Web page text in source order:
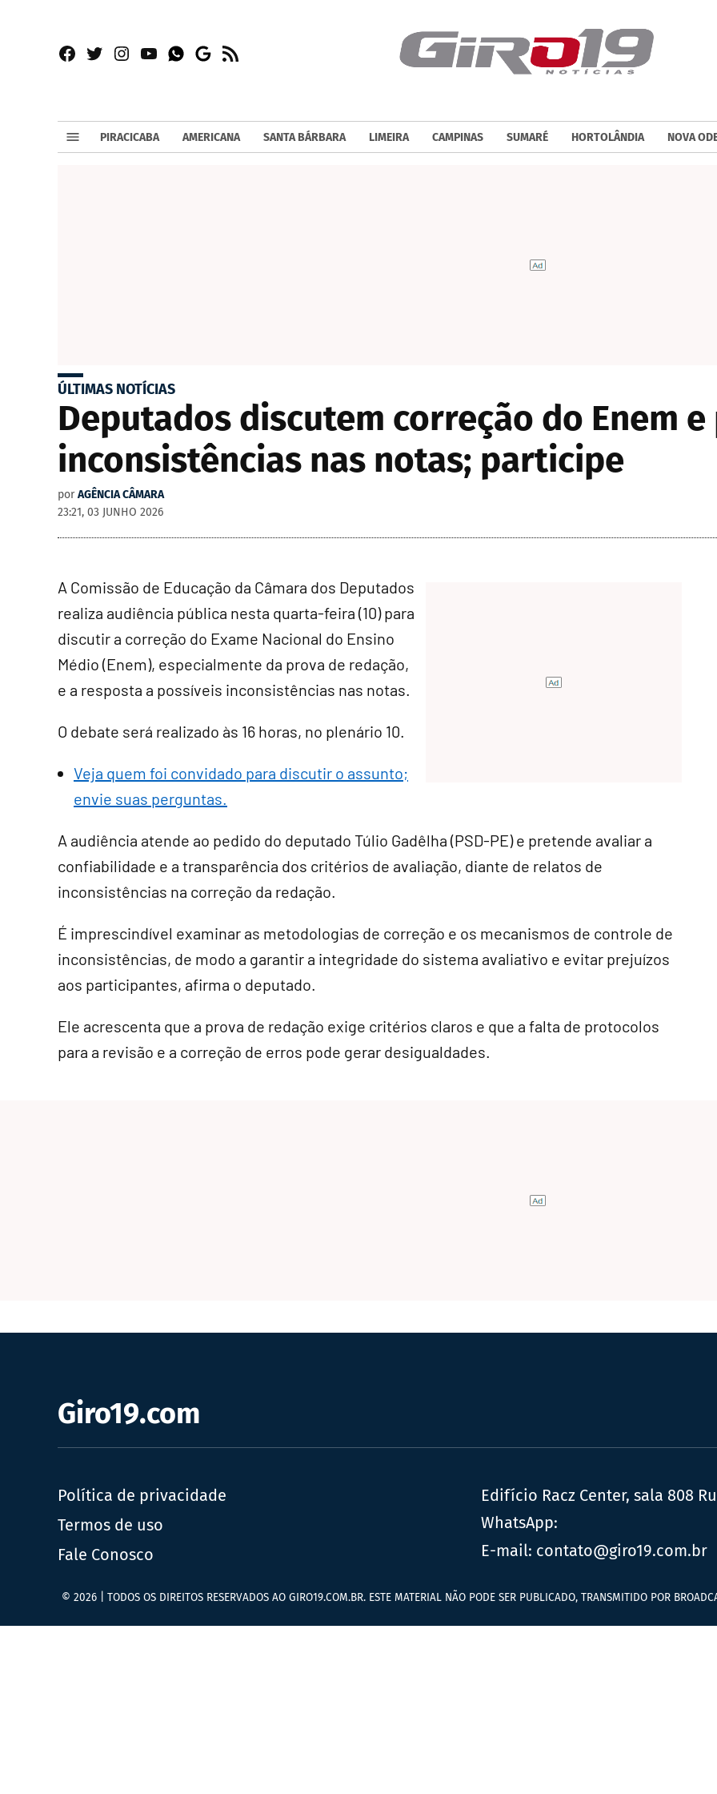
Facebook
TwitterInstagram
YouTubeWhatsapp
Google
RSS
PIRACICABA AMERICANA SANTA BÁRBARA LIMEIRA CAMPINAS SUMARÉ HORTOLÂNDIA NOVA
ÚLTIMAS NOTÍCIAS
Deputados discutem correção do Enem
inconsistências nas notas; participe
por AGÊNCIA CÂMARA
23:21, 03 JUNHO 2026
A Comissão de Educação da Câmara dos Deputados
realiza audiência pública nesta quarta-feira (10) para
discutir a correção do Exame Nacional do Ensino
Médio (Enem), especialmente da prova de redação,
e a resposta a possíveis inconsistências nas notas.
O debate será realizado às 16 horas, no plenário 10.
Veja quem foi convidado para discutir o assunto;
envie suas perguntas.
A audiência atende ao pedido do deputado Túlio Gadêlha (PSD-PE) e pretende avaliar a
confiabilidade e a transparência dos critérios de avaliação, diante de relatos de
inconsistências na correção da redação.
É imprescindível examinar as metodologias de correção e os mecanismos de controle de
inconsistências, de modo a garantir a integridade do sistema avaliativo e evitar prejuízos
aos participantes, afirma o deputado.
Ele acrescenta que a prova de redação exige critérios claros e que a falta de protocolos
para a revisão e a correção de erros pode gerar desigualdades.
Giro19.com
Política de privacidade
Termos de uso
Fale Conosco
Edifício Racz Center, sala 808
WhatsApp:
E-mail: contato@giro19.com.br
© 2026 | TODOS OS DIREITOS RESERVADOS AO GIRO19.COM.BR. ESTE MATERIAL NÃO PODE SER PUBLICADO, TRANSMITIDO POR